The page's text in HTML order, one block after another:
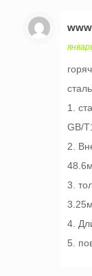
1.
GB/
2.
3.
4.
5.